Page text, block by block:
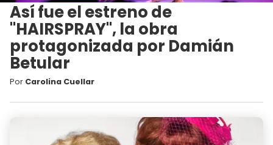
Así fue el estreno de
"HAIRSPRAY", la obra
protagonizada por Damián
Betular
Por Carolina Cuellar